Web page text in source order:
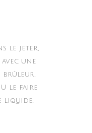
le jeter,
une
brûleur.
le faire
liquide.